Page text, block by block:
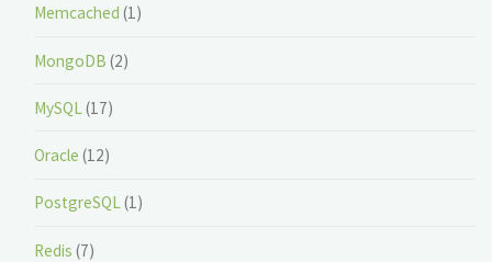
Memcached (1)
MongoDB (2)
MySQL(17)
Oracle (12)
PostgreSQL(1)
Redis (7)